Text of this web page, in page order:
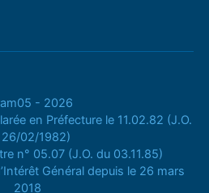
- 2026
en Préfecture le 11.02.82 (J.O.
26/02/1982)
n° 05.07 (J.O. du 03.11.85)
Général depuis le 26 mars
2018